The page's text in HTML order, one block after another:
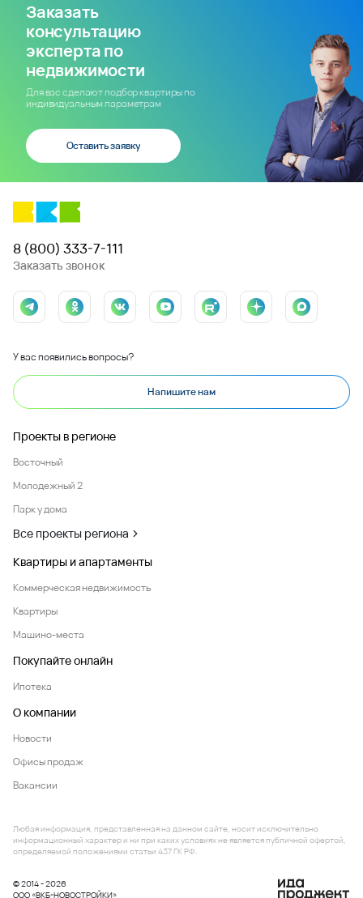
Заказать
консультацию
эксперта по
недвижимости
Для вас сделают подбор квартиры по
индивидуальным параметрам
Оставить заявку
8 (800) 333-7-111
Заказать звонок
У вас появились вопросы?
Напишите нам
Проекты в регионе
Восточный
Молодежный 2
Парк у дома
Все проекты региона
Квартиры и апартаменты
Коммерческая недвижимость
Квартиры
Машино-места
Покупайте онлайн
Ипотека
О компании
Новости
Офисы продаж
Вакансии
© 2014 - 2026
ООО «ВКБ-НОВОСТРОЙКИ»
Любая информация, представленная на данном сайте, носит исключительно
информационный характер и ни при каких условиях не является публичной офертой,
определяемой положениями статьи 437 ГК РФ.